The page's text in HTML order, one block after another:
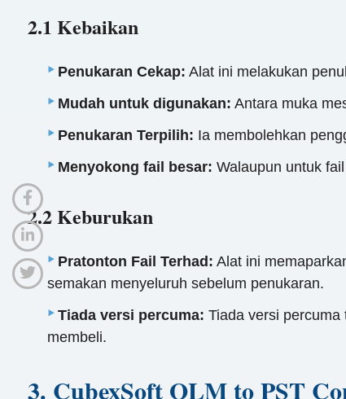
2.1 Kebaikan
Penukaran Cekap: Alat ini melakukan
Mudah untuk digunakan: Antara muka
Penukaran Terpilih: Ia membolehkan
Menyokong fail besar: Walaupun untuk
2.2 Keburukan
Pratonton Fail Terhad: Alat ini
semakan menyeluruh sebelum penukaran.
Tiada versi percuma: Tiada versi
membeli.
3. CubexSoft OLM to PST